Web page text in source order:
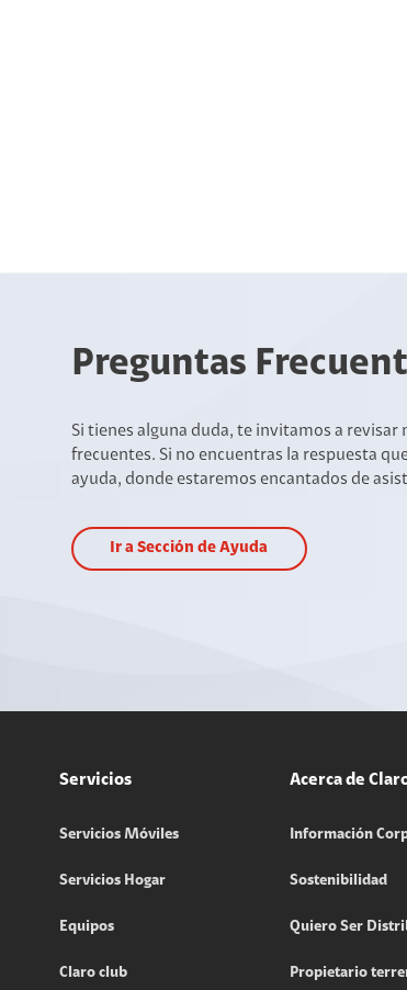
Preguntas
Si tienes alguna duda, te invitamos a revisar
frecuentes. Si no encuentras la respuesta
ayuda, donde estaremos encantados de
Ir a Sección de Ayuda
Servicios
Servicios Móviles
Servicios Hogar
Equipos
Claro club
Acerca de
Información
Sostenibilidad
Quiero Ser
Propietario